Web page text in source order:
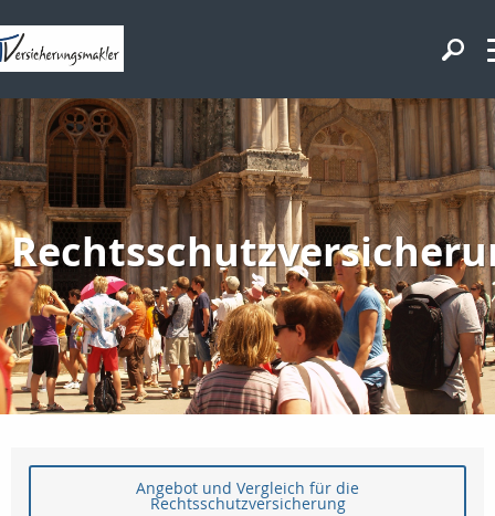
Angebot und Vergleich für die
Rechtsschutzversicherung